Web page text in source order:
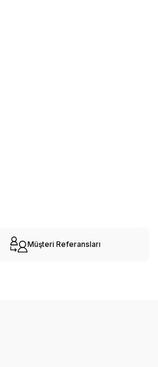
Müşteri Referansları